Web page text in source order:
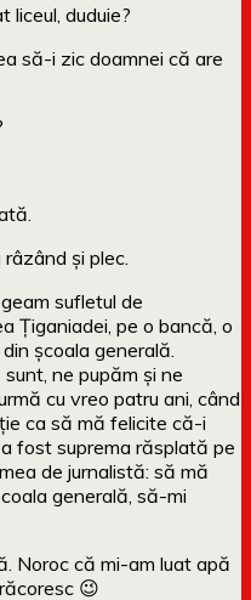
liceul, duduie?
să-i zic doamnei că are
și plec.
sufletul de
Țiganiadei, pe o bancă, o
școala generală.
ne pupăm și ne
cu vreo patru ani, când
ca să mă felicite că-i
fost suprema răsplată pe
de jurnalistă: să mă
generală, să-mi
Noroc că mi-am luat apă
😉